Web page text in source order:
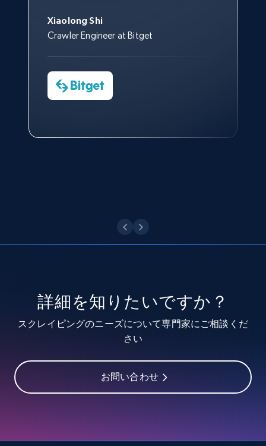
713+
Youtube - Videos posts - Search new
URL, Title, Youtuber, Youtuber md5, Video url,
Youtube - Videos posts - Discover videos by
8.1K+ 無料トライアル
Youtube - Videos posts - Search videos by
keyword and then apply relevant video
Xiaolong Shi
Crawler Engineer at Bitget
トなしでは急成長を遂げること
はできなかったでしょう。
Data Science Specialist
Sarah Melville
Media Director at YouGov Sport
サポートおよび開発スタッフの
おかげで、多くのプロセスを最
Charmagne Cruz
Head of Reporting & Analytics, Business
今すぐ観る
Yorgos Panzaris
CTO at Convert Group
す。
Cheddi Rai
CEO at AdRetreaver
詳細を知りたいですか？
スクレイピングのニーズについて専門家にご相談くだ
さい
お問い合わせ